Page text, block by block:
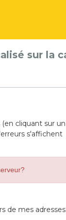
sur la
cliquant sur
s'affichent
de mes